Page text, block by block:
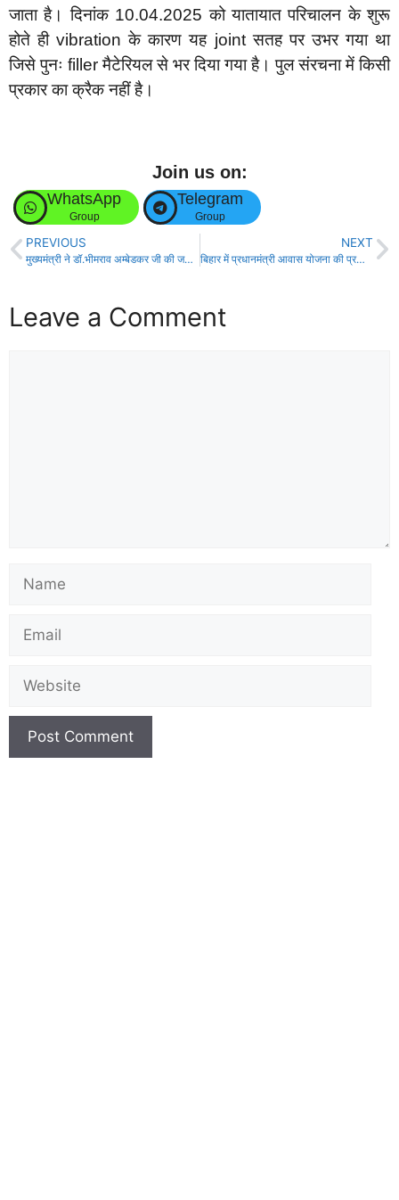
जाता है। दिनांक 10.04.2025 को यातायात परिचालन के शुरू
होते ही vibration के कारण यह joint सतह पर उभर गया था
जिसे पुनः filler मैटेरियल से भर दिया गया है। पुल संरचना में किसी
प्रकार का क्रैक नहीं है।
Join us on:
WhatsApp
Group
Telegram
Group
PREVIOUS
मुख्यमंत्री ने डॉ.भीमराव अम्बेडकर जी की जयंती पर ‘डॉ० अम्बेडकर समग्र सेवा अभियान’ का किया शुभारंभ!
NEXT
बिहार में प्रधानमंत्री आवास योजना की प्रतीक्षा सूची हुई समाप्त!
Leave a Comment